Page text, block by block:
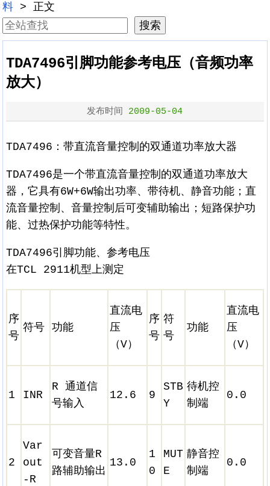
料 > 正文
TDA7496引脚功能参考电压（音频功率
放大）
发布时间 2009-05-04
TDA7496：带直流音量控制的双通道功率放大器
TDA7496是一个带直流音量控制的双通道功率放大
器，它具有6W+6W输出功率、带待机、静音功能；直
流音量控制、音量控制后可变辅助输出；短路保护功
能、过热保护功能等特性。
TDA7496引脚功能、参考电压
在TCL 2911机型上测定
序
号
符号 功能
直流电
压
（V）
序
号
符
号
功能
直流电
压
（V）
1 INR
R 通道信
号输入
12.6 9
STB
Y
待机控
制端
0.0
2
Var
out
-R
可变音量R
路辅助输出
13.0
1
0
MUT
E
静音控
制端
0.0